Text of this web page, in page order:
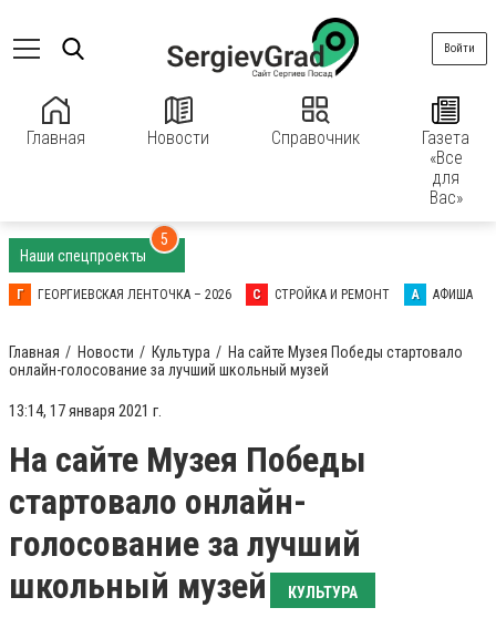
Главная Новости Справочник
Газета
«Все
для
Вас»
Войти
Наши спецпроекты
5
Г ГЕОРГИЕВСКАЯ ЛЕНТОЧКА – 2026 С СТРОЙКА И РЕМОНТ А АФИША
Главная Новости Культура
На сайте Музея Победы стартовало
онлайн-голосование за лучший школьный музей
13:14, 17 января 2021 г.
На сайте Музея Победы
стартовало онлайн-
голосование за лучший
школьный музей
КУЛЬТУРА